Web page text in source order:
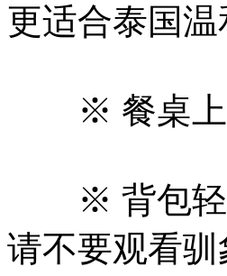
更适合泰国
※ 餐桌上的
※ 背包轻装
请不要观看